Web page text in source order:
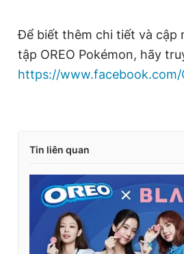
Để biết thêm chi tiết và cập
tập OREO Pokémon, hãy
https://www.facebook.com/
Tin liên quan